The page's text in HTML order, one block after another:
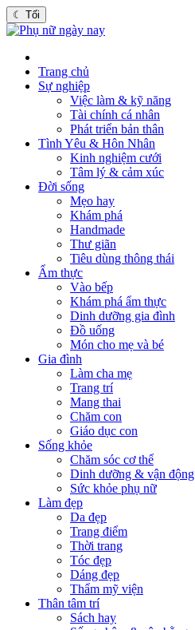
☾ Tối
Trang chủ
Sự nghiệp
Việc làm & kỹ năng
Tài chính cá nhân
Phát triển bản thân
Tình Yêu & Hôn Nhân
Kinh nghiệm cưới
Tâm lý & cảm xúc
Đời sống
Mẹo hay
Khám phá
Handmade
Thư giãn
Tiêu dùng thông thái
Ẩm thực
Vào bếp
Khám phá ẩm thực
Dinh dưỡng gia đình
Đồ uống
Món cho mẹ và bé
Gia đình
Làm cha mẹ
Trang trí
Mang thai
Chăm con
Giáo dục con
Sống khỏe
Chăm sóc cơ thể
Dinh dưỡng & vận động
Sức khỏe phụ nữ
Làm đẹp
Da đẹp
Trang điểm
Thời trang
Tóc đẹp
Dáng đẹp
Thẩm mỹ viện
Thân tâm trí
Sách hay